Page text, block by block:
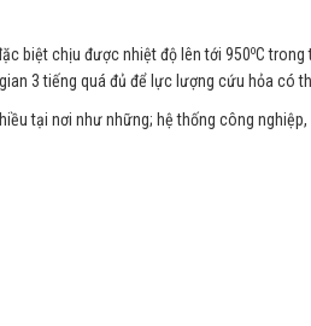
biệt chịu được nhiệt độ lên tới 950oC trong
3 tiếng quá đủ để lực lượng cứu hỏa có
tại nơi như những; hệ thống công